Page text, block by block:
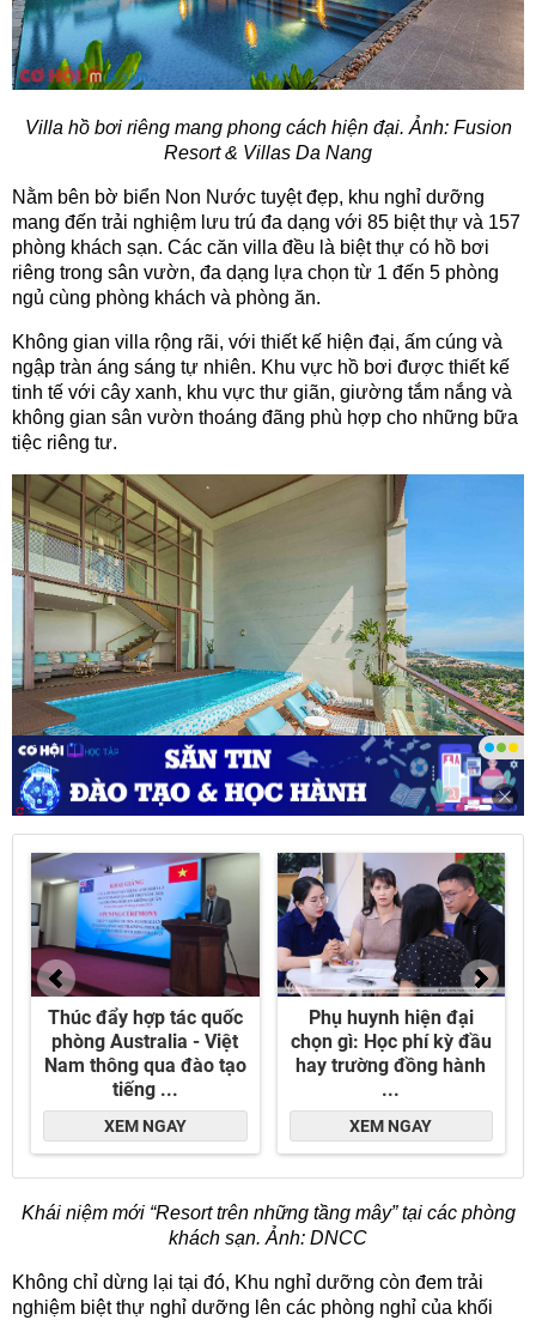
Villa hồ bơi riêng mang phong cách hiện đại. Ảnh: Fusion
Resort & Villas Da Nang
Nằm bên bờ biển Non Nước tuyệt đẹp, khu nghỉ dưỡng
mang đến trải nghiệm lưu trú đa dạng với 85 biệt thự và 157
phòng khách sạn. Các căn villa đều là biệt thự có hồ bơi
riêng trong sân vườn, đa dạng lựa chọn từ 1 đến 5 phòng
ngủ cùng phòng khách và phòng ăn.
Không gian villa rộng rãi, với thiết kế hiện đại, ấm cúng và
ngập tràn áng sáng tự nhiên. Khu vực hồ bơi được thiết kế
tinh tế với cây xanh, khu vực thư giãn, giường tắm nắng và
không gian sân vườn thoáng đãng phù hợp cho những bữa
tiệc riêng tư.
Khái niệm mới “Resort trên những tầng mây” tại các phòng
khách sạn. Ảnh: DNCC
Không chỉ dừng lại tại đó, Khu nghỉ dưỡng còn đem trải
nghiệm biệt thự nghỉ dưỡng lên các phòng nghỉ của khối